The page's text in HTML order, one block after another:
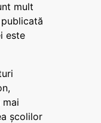
mult
este
școlilor